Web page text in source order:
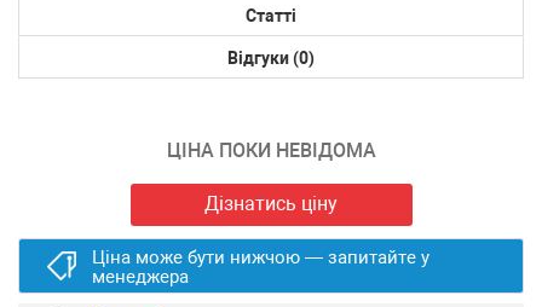
Статті
Відгуки (0)
ЦІНА ПОКИ НЕВІДОМА
Дізнатись ціну
Ціна може бути нижчою — запитайте у
менеджера